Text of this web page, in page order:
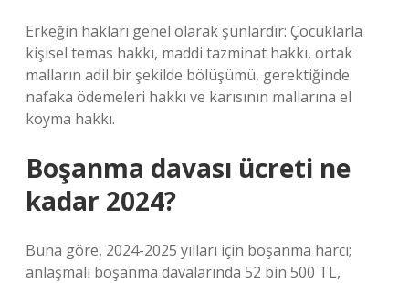
Erkeğin hakları genel olarak şunlardır: Çocuklarla
kişisel temas hakkı, maddi tazminat hakkı, ortak
malların adil bir şekilde bölüşümü, gerektiğinde
nafaka ödemeleri hakkı ve karısının mallarına el
koyma hakkı.
Boşanma davası ücreti ne
kadar 2024?
Buna göre, 2024-2025 yılları için boşanma harcı;
anlaşmalı boşanma davalarında 52 bin 500 TL,